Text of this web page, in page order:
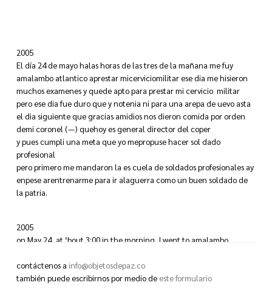
2005
El día 24 de mayo halas horas de las tres de la mañana me fuy
amalambo atlantico aprestar micerviciomilitar ese dia me hisieron
muchos examenes y quede apto para prestar mi cervicio militar
pero ese dia fue duro que y notenia ni para una arepa de uevo asta
el dia siguiente que gracias amidios nos dieron comida por orden
demi coronel (—) quehoy es general director del coper
y pues cumpli una meta que yo mepropuse hacer sol dado
profesional
pero primero me mandaron la es cuela de soldados profesionales ay
enpese arentrenarme para ir alaguerra como un buen soldado de
la patria.
2005
on May 24, at ‘bout 3:00 in the morning, I went to amalambo
made to me and I was said able to serv but that day was hrd ‘cause I
din’t have nothing to buy not even an arepa with egg till thenext
contáctenos a info@objetosdepaz.co
también puede escribirnos por medio de este formulario